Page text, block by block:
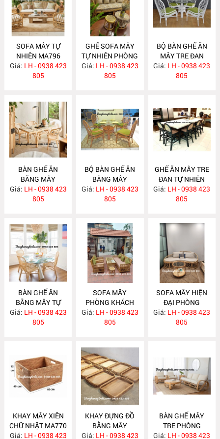
SOFA MÂY TỰ
NHIÊN MA796
Giá: LH - 0938 423
805
GHẾ SOFA MÂY
TỰ NHIÊN PHÒNG
KHÁCH MA795
Giá: LH - 0938 423
805
BỘ BÀN GHẾ ĂN
MÂY TRE ĐAN
MA784
Giá: LH - 0938 423
805
BÀN GHẾ ĂN
BĂNG MÂY
MA783
Giá: LH - 0938 423
805
BỘ BÀN GHẾ ĂN
BẰNG MÂY
MA782
Giá: LH - 0938 423
805
GHẾ ĂN MÂY TRE
ĐAN TỰ NHIÊN
MA781
Giá: LH - 0938 423
805
BÀN GHẾ ĂN
BẰNG MÂY TỰ
NHIÊN MA780
Giá: LH - 0938 423
805
SOFA MÂY
PHÒNG KHÁCH
KIỂU DÁNG ĐƠN
GIẢN MA778
Giá: LH - 0938 423
805
SOFA MÂY HIỆN
ĐẠI PHÒNG
KHÁCH MA777
Giá: LH - 0938 423
805
KHAY MÂY XIÊN
CHỮ NHẬT MA770
Giá: LH - 0938 423
KHAY ĐỰNG ĐỒ
BẰNG MÂY
MA769
Giá: LH - 0938 423
BÀN GHẾ MÂY
TRE PHÒNG
KHÁCH MA764
Giá: LH - 0938 423